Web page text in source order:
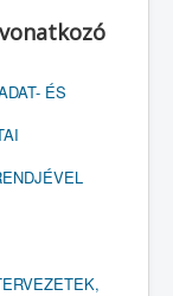
ÉS